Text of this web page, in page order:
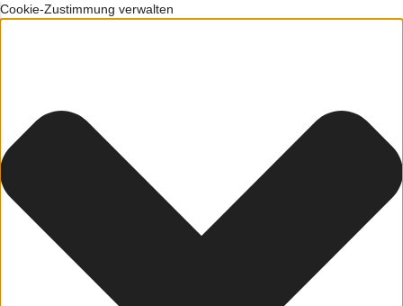
Cookie-Zustimmung verwalten